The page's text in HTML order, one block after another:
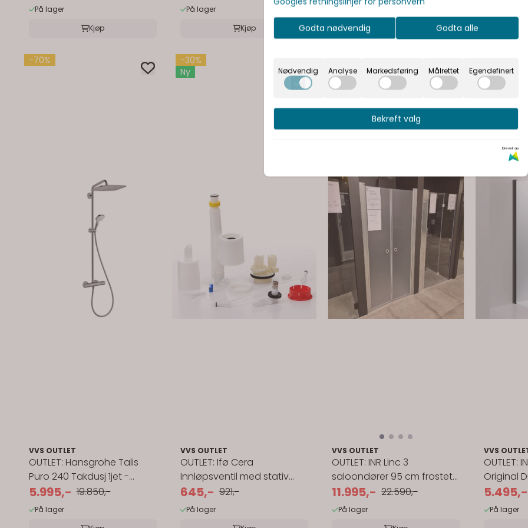
På lager
Kjøp
På lager
Kjøp
På lager
-70%
VVS OUTLET
OUTLET: Hansgrohe Talis
Puro 240 Takdusj 1jet -
Polert sort
5.995,- 19.850,-
På lager
-30%
Ny
VVS OUTLET
OUTLET: Ifø Cera
Innløpsventil med stativ
komplett
645,- 921,-
På lager
VVS OUTLET
OUTLET: INR Linc 3
saloondører 95 cm frostet
gl./mattbørstet
11.995,- 22.590,-
På lager
VVS
OUTLET:
Original
cm - Klart
5.495,-
På lager
Godta nødvendig Godta alle
Nødvendig Analyse Markedsføring Målrettet Egendefinert
Bekreft valg
Drevet av